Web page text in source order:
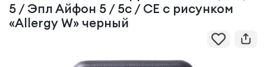
5 / Эпл Айфон 5 / 5с / СЕ с рисунком
«Allergy W» черный